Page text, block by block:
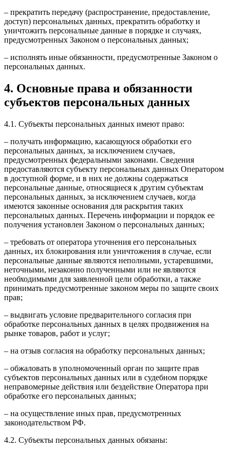
– прекратить передачу (распространение, предоставление,
доступ) персональных данных, прекратить обработку и
уничтожить персональные данные в порядке и случаях,
предусмотренных Законом о персональных данных;
– исполнять иные обязанности, предусмотренные Законом о
персональных данных.
4. Основные права и обязанности
субъектов персональных данных
4.1. Субъекты персональных данных имеют право:
– получать информацию, касающуюся обработки его
персональных данных, за исключением случаев,
предусмотренных федеральными законами. Сведения
предоставляются субъекту персональных данных Оператором
в доступной форме, и в них не должны содержаться
персональные данные, относящиеся к другим субъектам
персональных данных, за исключением случаев, когда
имеются законные основания для раскрытия таких
персональных данных. Перечень информации и порядок ее
получения установлен Законом о персональных данных;
– требовать от оператора уточнения его персональных
данных, их блокирования или уничтожения в случае, если
персональные данные являются неполными, устаревшими,
неточными, незаконно полученными или не являются
необходимыми для заявленной цели обработки, а также
принимать предусмотренные законом меры по защите своих
прав;
– выдвигать условие предварительного согласия при
обработке персональных данных в целях продвижения на
рынке товаров, работ и услуг;
– на отзыв согласия на обработку персональных данных;
– обжаловать в уполномоченный орган по защите прав
субъектов персональных данных или в судебном порядке
неправомерные действия или бездействие Оператора при
обработке его персональных данных;
– на осуществление иных прав, предусмотренных
законодательством РФ.
4.2. Субъекты персональных данных обязаны: